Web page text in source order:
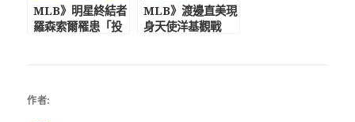
MLB》明星終結者
羅森索爾罹患「投
MLB》渡邊直美現
身天使洋基觀戰
作者: